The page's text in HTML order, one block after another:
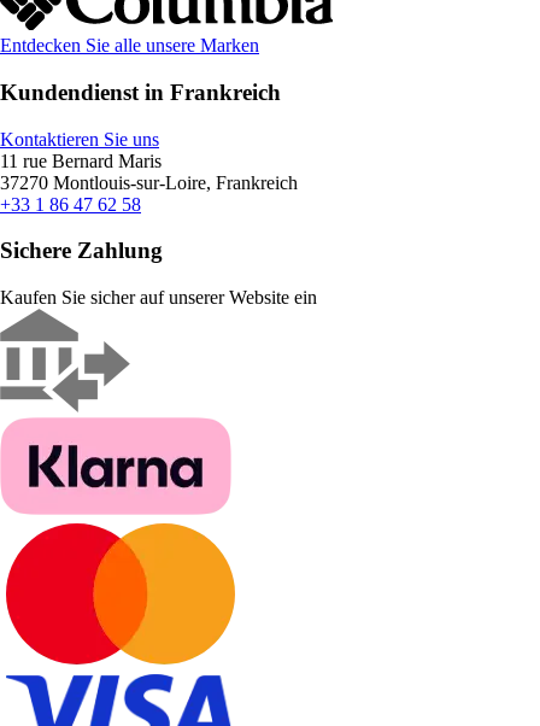
Entdecken Sie alle unsere Marken
Kundendienst in Frankreich
Kontaktieren Sie uns
11 rue Bernard Maris
37270 Montlouis-sur-Loire, Frankreich
+33 1 86 47 62 58
Sichere Zahlung
Kaufen Sie sicher auf unserer Website ein